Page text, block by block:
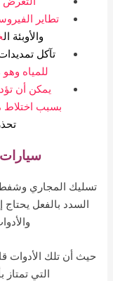
تطاير الفيروسات
والأوبئة ال
تآكل تمديدات
للمياه وهوما
يمكن أن تؤدي
بسبب اختلاط
تحذر منه
سيارات
المجاري وشفط
السدد بالفعل يحتاج
والأدوات
أن تلك الأدوات
التي تمتاز